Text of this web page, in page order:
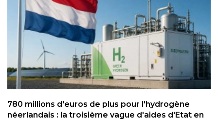
780 millions d'euros de plus pour l'hydrogène
néerlandais : la troisième vague d'aides d'Etat en